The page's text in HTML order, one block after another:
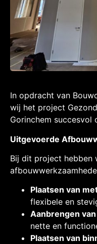
In opdracht van
wij het project
Gorinchem succesvol
Uitgevoerde
Bij dit project hebben
Plaatsen van
flexibele en
Aanbrengen
nette en
Plaatsen van